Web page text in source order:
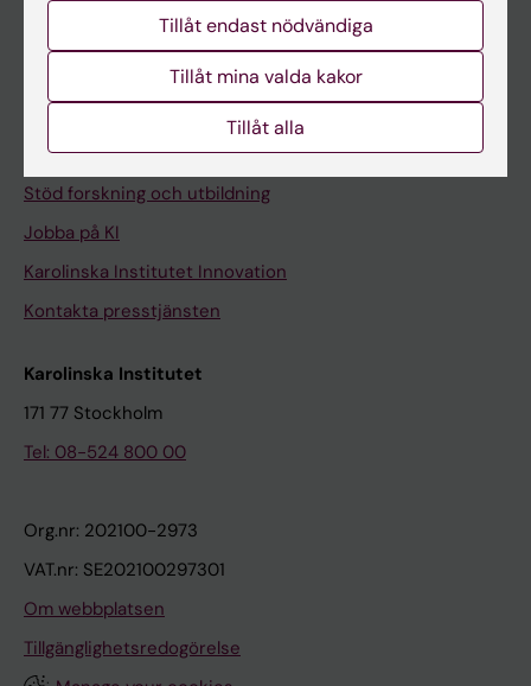
Medarbetarportalen
Universitetsbiblioteket
Stöd forskning och utbildning
Jobba på KI
Karolinska Institutet Innovation
Kontakta presstjänsten
Karolinska Institutet
171 77 Stockholm
Tel: 08-524 800 00
Org.nr: 202100-2973
VAT.nr: SE202100297301
Om webbplatsen
Tillgänglighetsredogörelse
Tillåt endast nödvändiga
Tillåt mina valda kakor
Tillåt alla